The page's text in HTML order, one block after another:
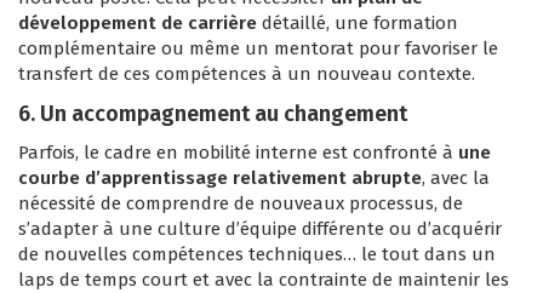
développement de carrière détaillé, une formation
complémentaire ou même un mentorat pour favoriser le
transfert de ces compétences à un nouveau contexte.
6. Un accompagnement au changement
Parfois, le cadre en mobilité interne est confronté à une
courbe d’apprentissage relativement abrupte, avec la
nécessité de comprendre de nouveaux processus, de
s’adapter à une culture d’équipe différente ou d’acquérir
de nouvelles compétences techniques… le tout dans un
laps de temps court et avec la contrainte de maintenir les